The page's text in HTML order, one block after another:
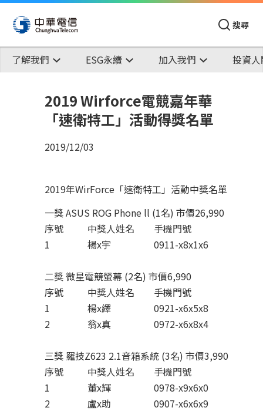
搜尋
了解我們 ESG永續 加入我們 投資
2019 Wirforce電競嘉年華
「速衛特工」活動得獎名單
2019/12/03
2019年WirForce「速衛特工」活動中獎名單
一獎 ASUS ROG Phone ll (1名) 市價26,990
序號
中獎人姓名
手機門號
1
楊x宇 0911-x8x1x6
二獎 微星電競螢幕 (2名) 市價6,990
序號
中獎人姓名
手機門號
1
楊x繹
0921-x6x5x8
2
翁x真 0972-x6x8x4
三獎 羅技Z623 2.1音箱系統 (3名) 市價3,990
序號
中獎人姓名
手機門號
1
董x輝
0978-x9x6x0
2
盧x助
0907-x6x6x9